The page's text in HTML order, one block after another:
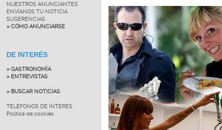
NUESTROS ANUNCIANTES
ENVÍANOS TU NOTICIA
SUGERENCIAS
» CÓMO ANUNCIARSE
DE INTERÉS
» GASTRONOMÍA
» ENTREVISTAS
» BUSCAR NOTICIAS
TELÉFONOS DE INTERÉS
Política de cookies